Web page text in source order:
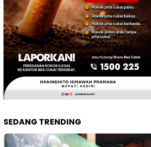
SEDANG TRENDING